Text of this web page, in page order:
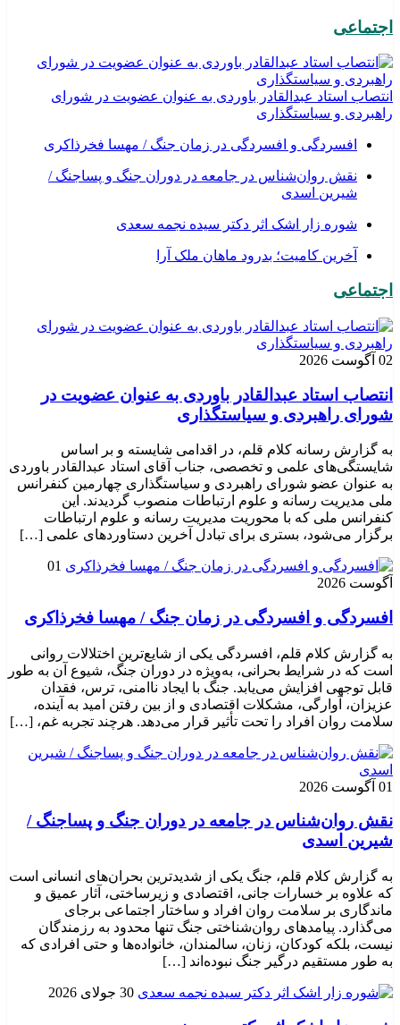
اجتماعی
انتصاب استاد عبدالقادر باوردی به عنوان عضویت در شورای
راهبردی و سیاستگذاری
افسردگی و افسردگی در زمان جنگ / مهسا فخرذاکری
نقش روان‌شناس در جامعه در دوران جنگ و پساجنگ /
شیرین اسدی
شوره زار اشک اثر دکتر سیده نجمه سعدی
​آخرین کامیت؛ بدرود ماهان ملک آرا
اجتماعی
02 آگوست 2026
انتصاب استاد عبدالقادر باوردی به عنوان عضویت در
شورای راهبردی و سیاستگذاری
به گزارش رسانه کلام قلم، در اقدامی شایسته و بر اساس
شایستگی‌های علمی و تخصصی، جناب آقای استاد عبدالقادر باوردی
به عنوان عضو شورای راهبردی و سیاستگذاری چهارمین کنفرانس
ملی مدیریت رسانه و علوم ارتباطات منصوب گردیدند. این
کنفرانس ملی که با محوریت مدیریت رسانه و علوم ارتباطات
برگزار می‌شود، بستری برای تبادل آخرین دستاوردهای علمی […]
01
آگوست 2026
افسردگی و افسردگی در زمان جنگ / مهسا فخرذاکری
به گزارش کلام قلم، افسردگی یکی از شایع‌ترین اختلالات روانی
است که در شرایط بحرانی، به‌ویژه در دوران جنگ، شیوع آن به طور
قابل توجهی افزایش می‌یابد. جنگ با ایجاد ناامنی، ترس، فقدان
عزیزان، آوارگی، مشکلات اقتصادی و از بین رفتن امید به آینده،
سلامت روان افراد را تحت تأثیر قرار می‌دهد. هرچند تجربه غم، […]
01 آگوست 2026
نقش روان‌شناس در جامعه در دوران جنگ و پساجنگ /
شیرین اسدی
به گزارش کلام قلم، جنگ یکی از شدیدترین بحران‌های انسانی است
که علاوه بر خسارات جانی، اقتصادی و زیرساختی، آثار عمیق و
ماندگاری بر سلامت روان افراد و ساختار اجتماعی برجای
می‌گذارد. پیامدهای روان‌شناختی جنگ تنها محدود به رزمندگان
نیست، بلکه کودکان، زنان، سالمندان، خانواده‌ها و حتی افرادی که
به طور مستقیم درگیر جنگ نبوده‌اند […]
30 جولای 2026